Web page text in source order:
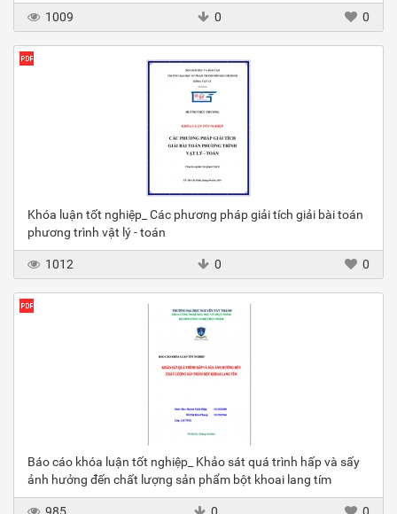
1009 0 0
Khóa luận tốt nghiệp_ Các phương pháp giải tích giải bài toán
phương trình vật lý - toán
1012 0 0
Báo cáo khóa luận tốt nghiệp_ Khảo sát quá trình hấp và sấy
ảnh hưởng đến chất lượng sản phẩm bột khoai lang tím